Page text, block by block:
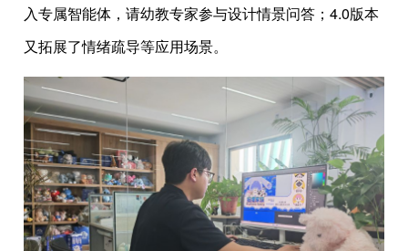
入专属智能体，请幼教专家参与设计情景问答；4.0版本
又拓展了情绪疏导等应用场景。